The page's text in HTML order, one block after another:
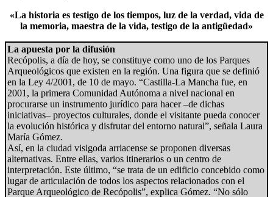
«La historia es testigo de los tiempos, luz de la verdad, vida de
la memoria, maestra de la vida, testigo de la antigüedad»
La apuesta por la difusión
Recópolis, a día de hoy, se constituye como uno de los Parques
Arqueológicos que existen en la región. Una figura que se definió
en la Ley 4/2001, de 10 de mayo. “Castilla-La Mancha fue, en
2001, la primera Comunidad Autónoma a nivel nacional en
procurarse un instrumento jurídico para hacer –de dichas
iniciativas– proyectos culturales, donde el visitante pueda conocer
la evolución histórica y disfrutar del entorno natural”, señala Laura
María Gómez.
Así, en la ciudad visigoda arriacense se proponen diversas
alternativas. Entre ellas, varios itinerarios o un centro de
interpretación. Este último, “se trata de un edificio concebido como
lugar de articulación de todos los aspectos relacionados con el
Parque Arqueológico de Recópolis”, explica Gómez. “No sólo